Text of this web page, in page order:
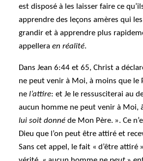
est disposé à les laisser faire ce
apprendre des leçons amères qui
grandir et à apprendre plus
appelleraen réalité.
Dans Jean 6:44 et 65, Christ a
ne peut venir à Moi, à moins que le
nel’attire: et Je le ressusciterai au
aucun homme ne peut venir à Moi,
lui soit donné de Mon Père. ». Ce
Dieu que l’on peut être attiré et
Sans cet appel, le fait « d’être attiré